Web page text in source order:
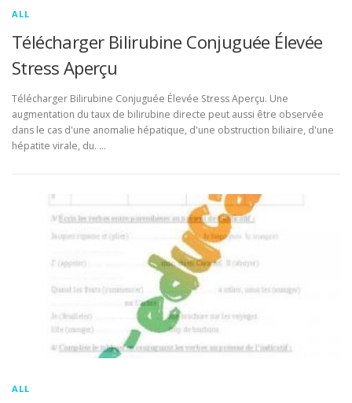
ALL
Télécharger Bilirubine Conjuguée Élevée
Stress Aperçu
Télécharger Bilirubine Conjuguée Élevée Stress Aperçu. Une
augmentation du taux de bilirubine directe peut aussi être observée
dans le cas d'une anomalie hépatique, d'une obstruction biliaire, d'une
hépatite virale, du. …
ALL